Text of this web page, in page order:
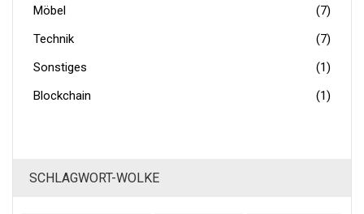
Möbel
(7)
Technik
(7)
Sonstiges
(1)
Blockchain
(1)
SCHLAGWORT-WOLKE